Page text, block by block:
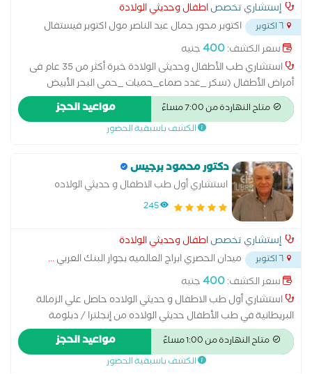
إستشاري تخصصاطفال وحديثي الولادة
اكتوبر محور جمال عبد الناصر مول اكتوبر فيستفال
سيتي...
سعر الكشف:400جنيه
استشاري طب الأطفال وحديثى الولادة خبرة أكثر من 35 عام فى
أمراض الأطفال (سكر _غدد صماء_حميات _حمى البحر الأبيض
المتوسط_ أمراض الكبد _ أمراض المناعة _أمراض الدم _ الصفراء
الوليدية) أستاذ طب الأطفال بجامعة سبها _ليبيا (سابقا) استشاري
طب الأطفال وحديثى الولادة بالعديد من المستشفيات بالمملكة
العالم
متاح النهاردة من 7:00 مساءً مواعيد الحجز
الكشف باسبقية الحضور
دكتور محمود برجيس
استشاري أول طب الاطفال و حديثي الولاده
245
إستشاري تخصصاطفال وحديثي الولادة
ميدان الحصري ابراج العالميه بجوار البنك العربي...
سعر الكشف:400جنيه
استشاري أول طب الاطفال و حديثي الولاده حاصل علي الزمالة
البريطانية في طب الأطفال حديثي الولاده من إنجلترا / دبلومة
التغذية العلاجية في طب الأطفال و حديثي الولاده من الولايات
المتحدة الأمريكية / ماجيستير طب الأطفال و حديثي الولاده من
القصر العيني-جامعة القاهرة / خبرة عشرون عاما في طب الأطفال
متاح النهاردة من 1:00 مساءً مواعيد الحجز
الكشف باسبقية الحضور